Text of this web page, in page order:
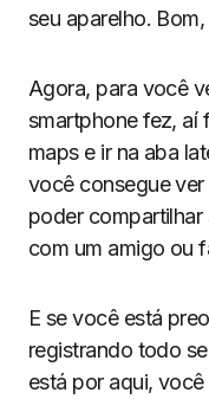
seu aparelho.
Agora, para você
smartphone fez, aí
maps e ir na aba
você consegue
poder
com um amigo ou
E se você está
registrando todo
está por aqui,